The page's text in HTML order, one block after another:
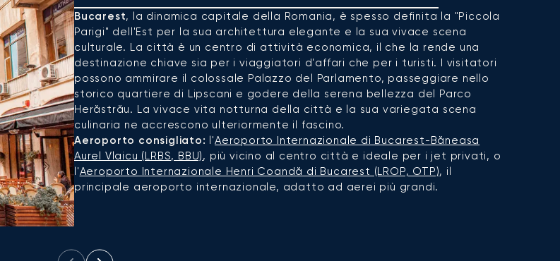
Bucarest, la dinamica capitale della Romania, è spesso definita la "Piccola
Parigi" dell'Est per la sua architettura elegante e la sua vivace scena
culturale. La città è un centro di attività economica, il che la rende una
destinazione chiave sia per i viaggiatori d'affari che per i turisti. I visitatori
possono ammirare il colossale Palazzo del Parlamento, passeggiare nello
storico quartiere di Lipscani e godere della serena bellezza del Parco
Herăstrău. La vivace vita notturna della città e la sua variegata scena
culinaria ne accrescono ulteriormente il fascino.
Aeroporto consigliato: l'Aeroporto Internazionale di Bucarest-Băneasa
Aurel Vlaicu (LRBS, BBU), più vicino al centro città e ideale per i jet privati, o
l'Aeroporto Internazionale Henri Coandă di Bucarest (LROP, OTP), il
principale aeroporto internazionale, adatto ad aerei più grandi.